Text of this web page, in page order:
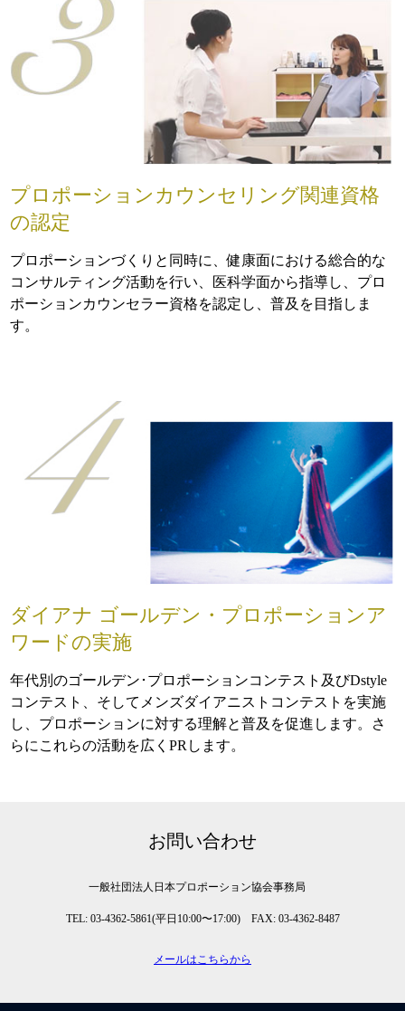
プロポーションカウンセリング関連資格
の認定
プロポーションづくりと同時に、健康面における総合的な
コンサルティング活動を行い、医科学面から指導し、プロ
ポーションカウンセラー資格を認定し、普及を目指しま
す。
ダイアナ ゴールデン・プロポーションア
ワードの実施
年代別のゴールデン･プロポーションコンテスト及びDstyle
コンテスト、そしてメンズダイアニストコンテストを実施
し、プロポーションに対する理解と普及を促進します。さ
らにこれらの活動を広くPRします。
お問い合わせ
一般社団法人日本プロポーション協会事務局
TEL: 03-4362-5861(平日10:00〜17:00) FAX: 03-4362-8487
メールはこちらから